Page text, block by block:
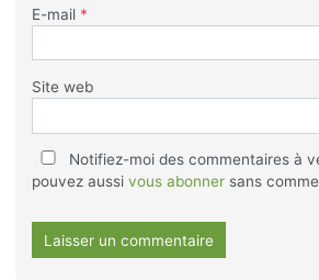
E-mail *
Site web
Notifiez-moi des commentaires à
pouvez aussi vous abonnersans